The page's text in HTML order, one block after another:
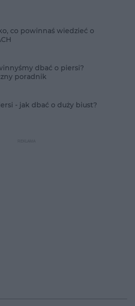
co powinnaś wiedzieć o
dbać o piersi?
poradnik
- jak dbać o duży biust?